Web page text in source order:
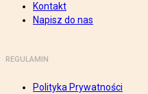
Kontakt
Napisz do nas
REGULAMIN
Polityka Prywatności